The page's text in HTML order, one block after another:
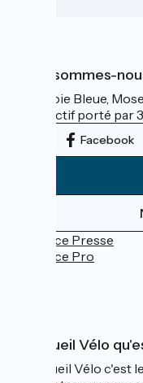
Qui sommes-
La Voie Bleue,
collectif porté par
Facebook
Espace Presse
Espace Pro
Accueil Vélo
Accueil Vélo c'est